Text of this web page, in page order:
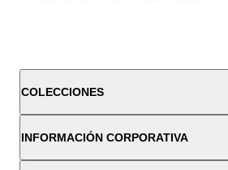
COLECCIONES
INFORMACIÓN CORPORATIVA